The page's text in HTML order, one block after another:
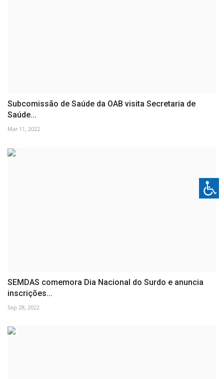
Subcomissão de Saúde da OAB visita Secretaria de
Saúde...
Mar 11, 2022
SEMDAS comemora Dia Nacional do Surdo e anuncia
inscrições...
Sep 28, 2022